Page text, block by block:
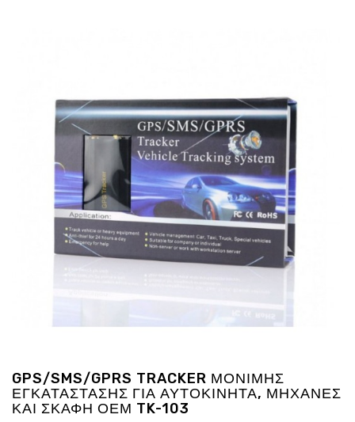
Φωτοβολταικά-
Ενέργεια
Gadgets
LED
Προσφορες
GPS/SMS/GPRS TRACKER ΜΟΝΙΜΗΣ
ΕΓΚΑΤΑΣΤΑΣΗΣ ΓΙΑ ΑΥΤΟΚΙΝΗΤΑ, ΜΗΧΑΝΕΣ
ΚΑΙ ΣΚΑΦΗ ΟΕΜ TK-103